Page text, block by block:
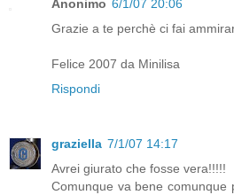
Anonimo 6/1/07 20:06
Grazie a te perchè ci fai
Felice 2007 da Minilisa
Rispondi
graziella 7/1/07 14:17
Avrei giurato che fosse vera!!!!!
Comunque va bene comunque